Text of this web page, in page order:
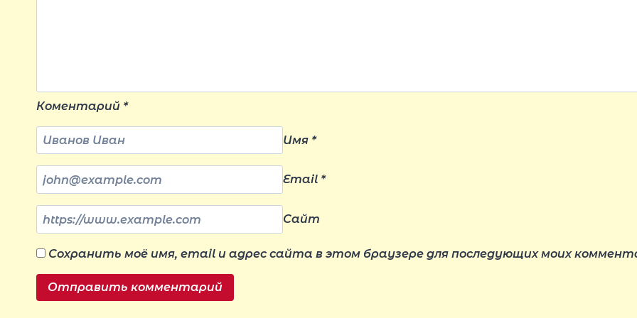
Коментарий *
Имя *
Email *
Сайт
Сохранить моё имя, email и адрес сайта в этом браузере для последующих моих